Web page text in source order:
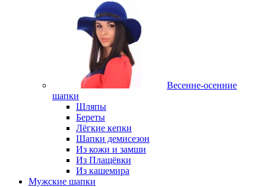
Весенне-осенние
шапки
Шляпы
Береты
Лёгкие кепки
Шапки демисезон
Из кожи и замши
Из Плащёвки
Из кашемира
Мужские шапки